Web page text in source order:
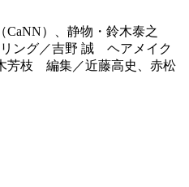
CaNN）、静物・鈴木泰之
ング／吉野 誠 ヘアメイク
芳枝 編集／近藤高史、赤松